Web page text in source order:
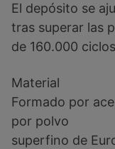
El depósito se
tras superar las
de 160.000 ciclos
Material
Formado por
por polvo
superfino de